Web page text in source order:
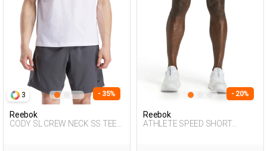
3 - 35%
Reebok
CODY SL CREW NECK SS TEE
- 20%
Reebok
ATHLETE SPEED SHORT